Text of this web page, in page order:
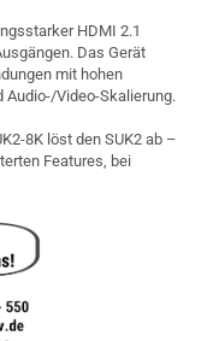
HDMI 2.1
Das Gerät
mit hohen
Audio-/Video-Skalierung.
8K löst den SUK2 ab –
Features, bei